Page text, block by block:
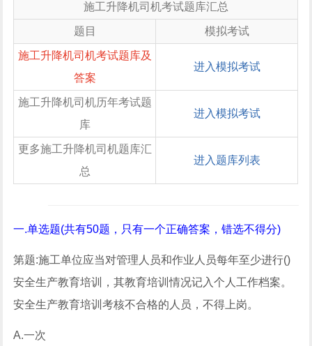
施工升降机司机考试题库汇总
题目 模拟考试
施工升降机司机考试题库及
答案
进入模拟考试
施工升降机司机历年考试题
库
进入模拟考试
更多施工升降机司机题库汇
总
进入题库列表
一.单选题(共有50题，只有一个正确答案，错选不得分)
第题:施工单位应当对管理人员和作业人员每年至少进行()
安全生产教育培训，其教育培训情况记入个人工作档案。
安全生产教育培训考核不合格的人员，不得上岗。
A.一次